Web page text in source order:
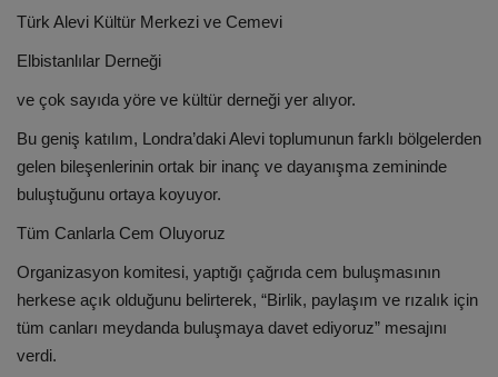
Türk Alevi Kültür Merkezi ve Cemevi
Elbistanlılar Derneği
ve çok sayıda yöre ve kültür derneği yer alıyor.
Bu geniş katılım, Londra’daki Alevi toplumunun farklı bölgelerden
gelen bileşenlerinin ortak bir inanç ve dayanışma zemininde
buluştuğunu ortaya koyuyor.
Tüm Canlarla Cem Oluyoruz
Organizasyon komitesi, yaptığı çağrıda cem buluşmasının
herkese açık olduğunu belirterek, “Birlik, paylaşım ve rızalık için
tüm canları meydanda buluşmaya davet ediyoruz” mesajını
verdi.